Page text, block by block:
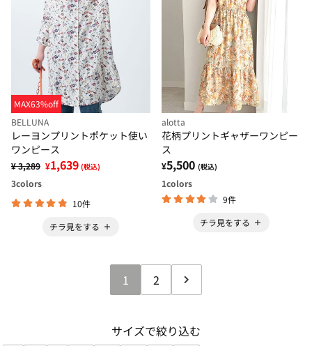
MAX63%off
BELLUNA
レーヨンプリントポケット使い
ワンピース
¥ 3,289 ¥1,639 (税込)
3colors
10件
チラ見をする
alotta
花柄プリントギャザーワンピー
ス
¥5,500 (税込)
1colors
9件
チラ見をする
1 2
サイズで絞り込む